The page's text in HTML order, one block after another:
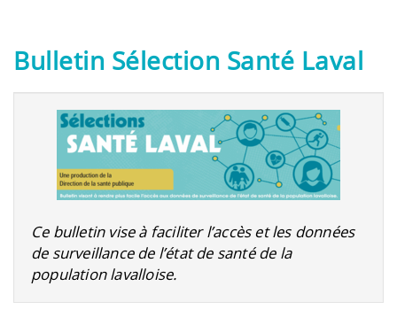
Bulletin Sélection Santé Laval
Ce bulletin vise à faciliter l’accès et les données
de surveillance de l’état de santé de la
population lavalloise.